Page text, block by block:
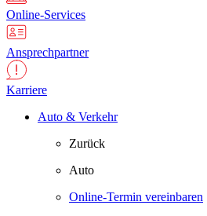
Online-Services
Ansprechpartner
Karriere
Auto & Verkehr
Zurück
Auto
Online-Termin vereinbaren